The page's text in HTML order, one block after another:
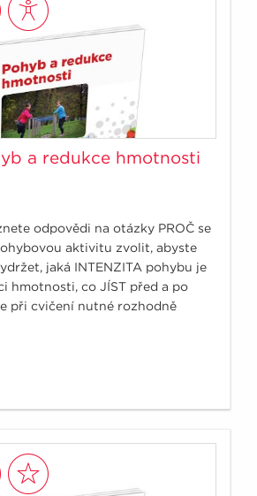
a redukce hmotnosti
odpovědi na otázky PROČ se
aktivitu zvolit, abyste
jaká INTENZITA pohybu je
hmotnosti, co JÍST před a po
při cvičení nutné rozhodně